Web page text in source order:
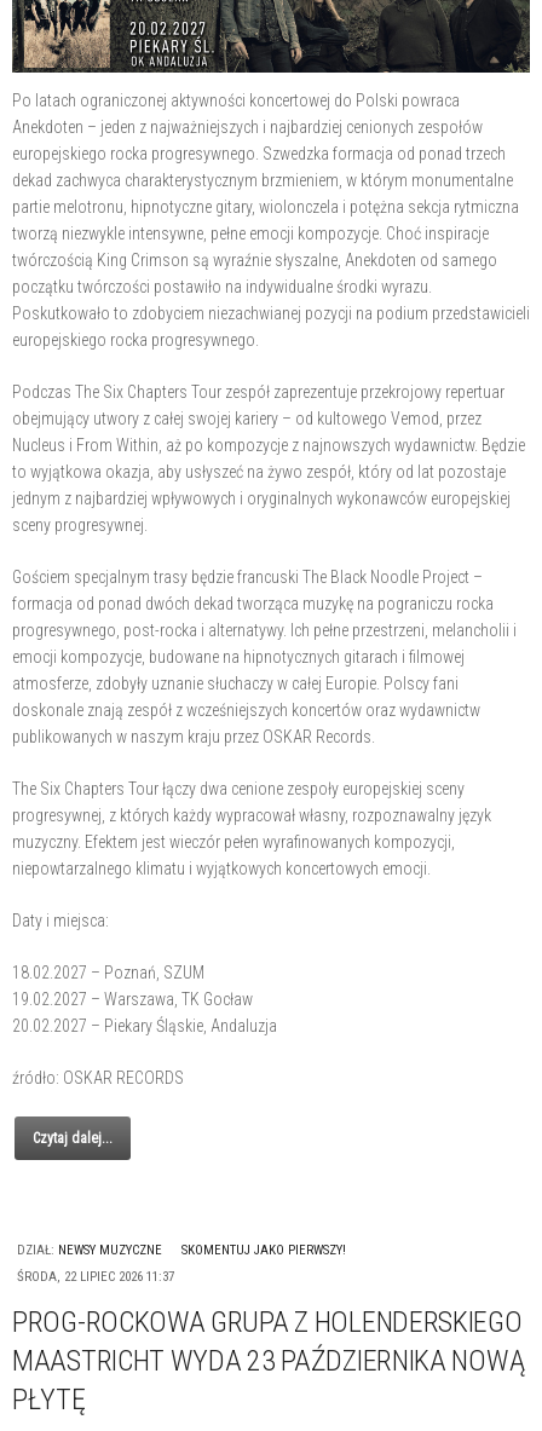
Po latach ograniczonej aktywności koncertowej do Polski powraca
Anekdoten – jeden z najważniejszych i najbardziej cenionych zespołów
europejskiego rocka progresywnego. Szwedzka formacja od ponad trzech
dekad zachwyca charakterystycznym brzmieniem, w którym monumentalne
partie melotronu, hipnotyczne gitary, wiolonczela i potężna sekcja rytmiczna
tworzą niezwykle intensywne, pełne emocji kompozycje. Choć inspiracje
twórczością King Crimson są wyraźnie słyszalne, Anekdoten od samego
początku twórczości postawiło na indywidualne środki wyrazu.
Poskutkowało to zdobyciem niezachwianej pozycji na podium przedstawicieli
europejskiego rocka progresywnego.
Podczas The Six Chapters Tour zespół zaprezentuje przekrojowy repertuar
obejmujący utwory z całej swojej kariery – od kultowego Vemod, przez
Nucleus i From Within, aż po kompozycje z najnowszych wydawnictw. Będzie
to wyjątkowa okazja, aby usłyszeć na żywo zespół, który od lat pozostaje
jednym z najbardziej wpływowych i oryginalnych wykonawców europejskiej
sceny progresywnej.
Gościem specjalnym trasy będzie francuski The Black Noodle Project –
formacja od ponad dwóch dekad tworząca muzykę na pograniczu rocka
progresywnego, post-rocka i alternatywy. Ich pełne przestrzeni, melancholii i
emocji kompozycje, budowane na hipnotycznych gitarach i filmowej
atmosferze, zdobyły uznanie słuchaczy w całej Europie. Polscy fani
doskonale znają zespół z wcześniejszych koncertów oraz wydawnictw
publikowanych w naszym kraju przez OSKAR Records.
The Six Chapters Tour łączy dwa cenione zespoły europejskiej sceny
progresywnej, z których każdy wypracował własny, rozpoznawalny język
muzyczny. Efektem jest wieczór pełen wyrafinowanych kompozycji,
niepowtarzalnego klimatu i wyjątkowych koncertowych emocji.
Daty i miejsca:
18.02.2027 – Poznań, SZUM
19.02.2027 – Warszawa, TK Gocław
20.02.2027 – Piekary Śląskie, Andaluzja
źródło: OSKAR RECORDS
Czytaj dalej...
DZIAŁ: NEWSY MUZYCZNE
SKOMENTUJ JAKO PIERWSZY!
ŚRODA, 22 LIPIEC 2026 11:37
PROG-ROCKOWA GRUPA Z HOLENDERSKIEGO
MAASTRICHT WYDA 23 PAŹDZIERNIKA NOWĄ
PŁYTĘ